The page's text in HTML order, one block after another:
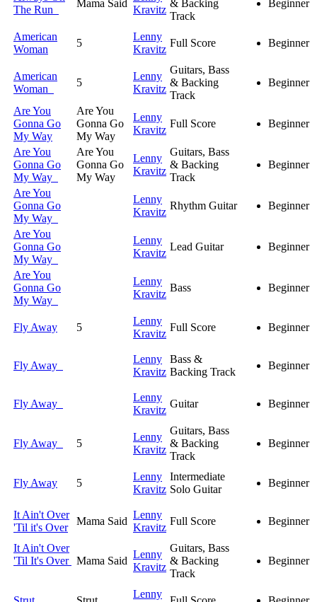
The Run
Mama Said
Kravitz
& Backing
Track
Beginner
American
Woman
5
Lenny
Kravitz
Full Score Beginner
American
Woman
5
Lenny
Kravitz
Guitars, Bass
& Backing
Track
Beginner
Are You
Gonna Go
My Way
Are You
Gonna Go
My Way
Lenny
Kravitz
Full Score Beginner
Are You
Gonna Go
My Way
Are You
Gonna Go
My Way
Lenny
Kravitz
Guitars, Bass
& Backing
Track
Beginner
Are You
Gonna Go
My Way
Lenny
Kravitz
Rhythm Guitar Beginner
Are You
Gonna Go
My Way
Lenny
Kravitz
Lead Guitar Beginner
Are You
Gonna Go
My Way
Lenny
Kravitz
Bass Beginner
Fly Away 5
Lenny
Kravitz
Full Score Beginner
Fly Away
Lenny
Kravitz
Bass &
Backing Track
Beginner
Fly Away
Lenny
Kravitz
Guitar Beginner
Fly Away 5
Lenny
Kravitz
Guitars, Bass
& Backing
Track
Beginner
Fly Away 5
Lenny
Kravitz
Intermediate
Solo Guitar
Beginner
It Ain't Over
'Til it's Over
Mama Said
Lenny
Kravitz
Full Score Beginner
It Ain't Over
'Til It's Over Mama Said
Lenny
Kravitz
Guitars, Bass
& Backing
Track
Beginner
Lenny